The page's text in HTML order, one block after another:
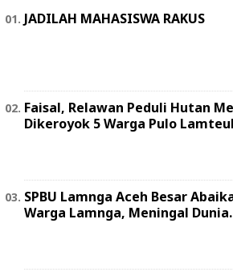
JADILAH MAHASISWA RAKUS
Faisal, Relawan Peduli Hutan
Dikeroyok 5 Warga Pulo
SPBU Lamnga Aceh Besar
Warga Lamnga, Meningal Dunia.